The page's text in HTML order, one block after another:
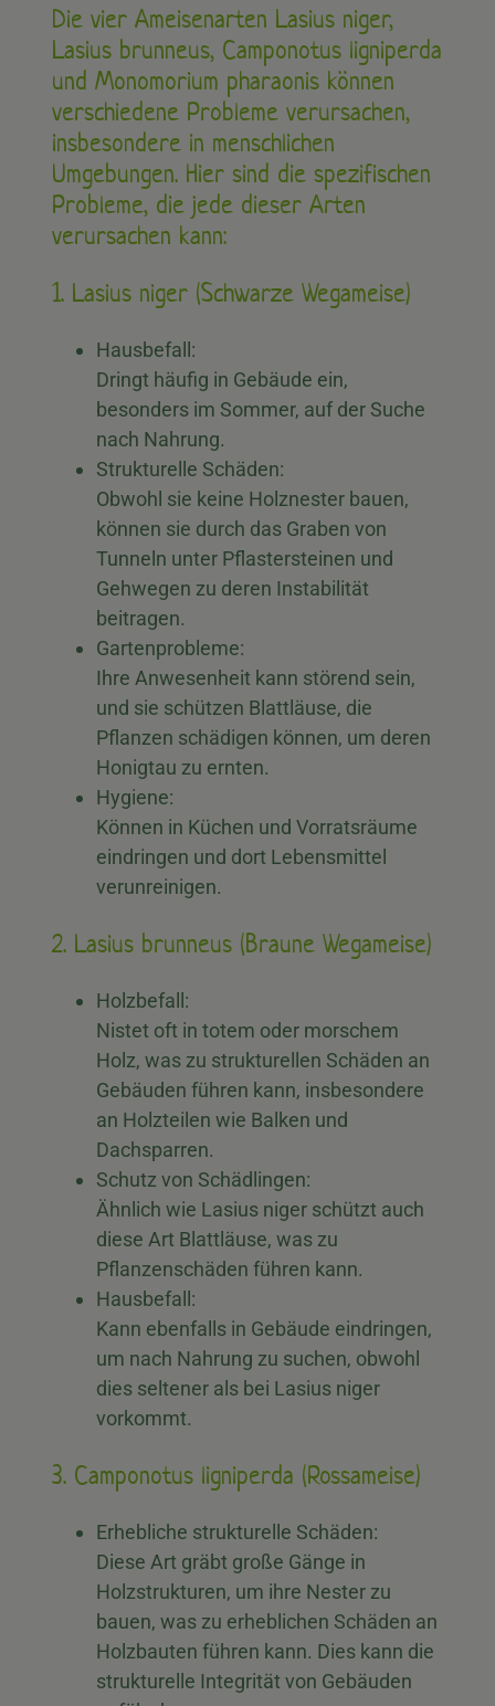
Die vier Ameisenarten Lasius niger,
Lasius brunneus, Camponotus ligniperda
und Monomorium pharaonis können
verschiedene Probleme verursachen,
insbesondere in menschlichen
Umgebungen. Hier sind die spezifischen
Probleme, die jede dieser Arten
verursachen kann:
1. Lasius niger (Schwarze Wegameise)
Hausbefall:
Dringt häufig in Gebäude ein,
besonders im Sommer, auf der Suche
nach Nahrung.
Strukturelle Schäden:
Obwohl sie keine Holznester bauen,
können sie durch das Graben von
Tunneln unter Pflastersteinen und
Gehwegen zu deren Instabilität
beitragen.
Gartenprobleme:
Ihre Anwesenheit kann störend sein,
und sie schützen Blattläuse, die
Pflanzen schädigen können, um deren
Honigtau zu ernten.
Hygiene:
Können in Küchen und Vorratsräume
eindringen und dort Lebensmittel
verunreinigen.
2. Lasius brunneus (Braune Wegameise)
Holzbefall:
Nistet oft in totem oder morschem
Holz, was zu strukturellen Schäden an
Gebäuden führen kann, insbesondere
an Holzteilen wie Balken und
Dachsparren.
Schutz von Schädlingen:
Ähnlich wie Lasius niger schützt auch
diese Art Blattläuse, was zu
Pflanzenschäden führen kann.
Hausbefall:
Kann ebenfalls in Gebäude eindringen,
um nach Nahrung zu suchen, obwohl
dies seltener als bei Lasius niger
vorkommt.
3. Camponotus ligniperda (Rossameise)
Erhebliche strukturelle Schäden:
Diese Art gräbt große Gänge in
Holzstrukturen, um ihre Nester zu
bauen, was zu erheblichen Schäden an
Holzbauten führen kann. Dies kann die
strukturelle Integrität von Gebäuden